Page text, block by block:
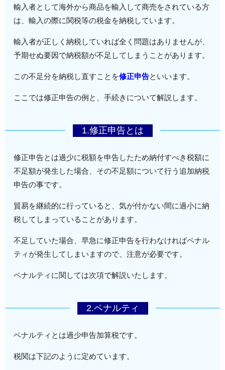
輸入者として海外から商品を輸入して商売をされている方
は、輸入の際に関税等の税金を納税しています。
輸入者が正しく納税していれば全く問題はありませんが、
予期せぬ要因で納税額が不足してしまうことがあります。
この不足分を納税し直すことを修正申告といいます。
ここでは修正申告の例と、手続きについて解説します。
1.修正申告とは
修正申告とは過少に税額を申告したため納付すべき税額に
不足額が発生した場合、その不足額について行う追加納税
申告の事です。
貿易を継続的に行っていると、気が付かない間に過小に納
税してしまっていることがあります。
不足していた場合、早急に修正申告を行わなければペナル
ティが発生してしまいますので、注意が必要です。
ペナルティに関しては次項で解説いたします。
2.ペナルティ
ペナルティとは過少申告加算税です。
税関は下記のように定めています。